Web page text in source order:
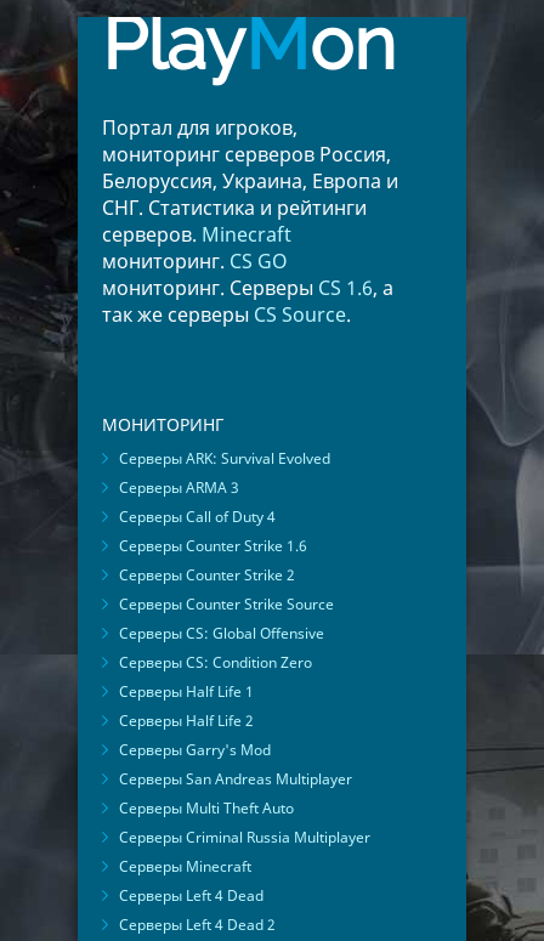
PlayMon
Портал для игроков,
мониторинг серверов Россия,
Белоруссия, Украина, Европа и
СНГ. Статистика и рейтинги
серверов. Minecraft
мониторинг. CS GO
мониторинг. Серверы CS 1.6, а
так же серверы CS Source.
МОНИТОРИНГ
Серверы ARK: Survival Evolved
Серверы ARMA 3
Серверы Call of Duty 4
Серверы Counter Strike 1.6
Серверы Counter Strike 2
Серверы Counter Strike Source
Серверы CS: Global Offensive
Серверы CS: Condition Zero
Серверы Half Life 1
Серверы Half Life 2
Серверы Garry's Mod
Серверы San Andreas Multiplayer
Серверы Multi Theft Auto
Серверы Criminal Russia Multiplayer
Серверы Minecraft
Серверы Left 4 Dead
Серверы Left 4 Dead 2